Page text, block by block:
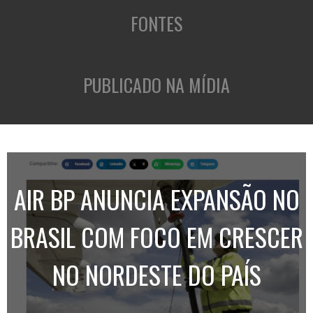
FONTES
PUBLICADO NA MÍDIA
AIR BP ANUNCIA EXPANSÃO NO
BRASIL COM FOCO EM CRESCER
NO NORDESTE DO PAÍS